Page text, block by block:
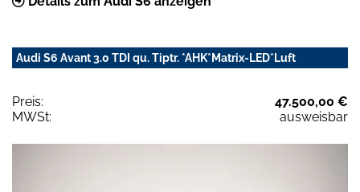
Audi S6 Avant 3.0 TDI qu. Tiptr. *AHK*Matrix-LED*Luft
Preis:
47.500,00 €
MWSt:
ausweisbar